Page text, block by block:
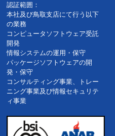
認証範囲：
本社及び鳥取支店にて行う以下
の業務
コンピュータソフトウェア受託
開発
情報システムの運用・保守
パッケージソフトウェアの開
発・保守
コンサルティング事業、トレー
ニング事業及び情報セキュリテ
ィ事業